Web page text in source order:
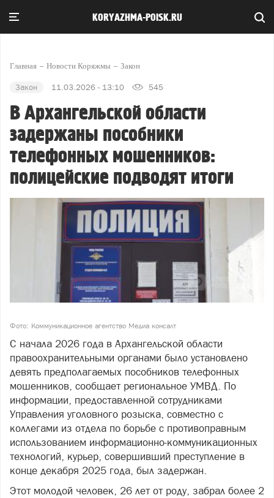
KORYAZHMA-POISK.RU
Главная Новости Коряжмы Закон
Закон 11.03.2026 - 13:10 545
В Архангельской области
задержаны пособники
телефонных мошенников:
полицейские подводят итоги
Фото: Коммуникационное агентство Медиа консалт
С начала 2026 года в Архангельской области
правоохранительными органами было установлено
девять предполагаемых пособников телефонных
мошенников, сообщает региональное УМВД. По
информации, предоставленной сотрудниками
Управления уголовного розыска, совместно с
коллегами из отдела по борьбе с противоправным
использованием информационно-коммуникационных
технологий, курьер, совершивший преступление в
конце декабря 2025 года, был задержан.
Этот молодой человек, 26 лет от роду, забрал более 2